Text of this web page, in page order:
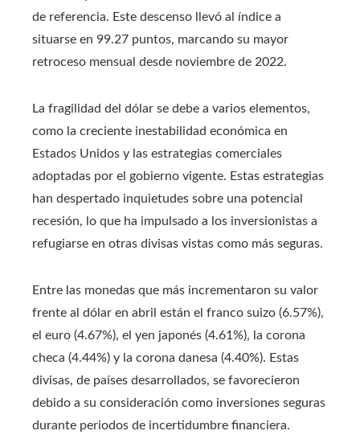
de referencia. Este descenso llevó al índice a
situarse en 99.27 puntos, marcando su mayor
retroceso mensual desde noviembre de 2022.
La fragilidad del dólar se debe a varios elementos,
como la creciente inestabilidad económica en
Estados Unidos y las estrategias comerciales
adoptadas por el gobierno vigente. Estas estrategias
han despertado inquietudes sobre una potencial
recesión, lo que ha impulsado a los inversionistas a
refugiarse en otras divisas vistas como más seguras.
Entre las monedas que más incrementaron su valor
frente al dólar en abril están el franco suizo (6.57%),
el euro (4.67%), el yen japonés (4.61%), la corona
checa (4.44%) y la corona danesa (4.40%). Estas
divisas, de países desarrollados, se favorecieron
debido a su consideración como inversiones seguras
durante periodos de incertidumbre financiera.